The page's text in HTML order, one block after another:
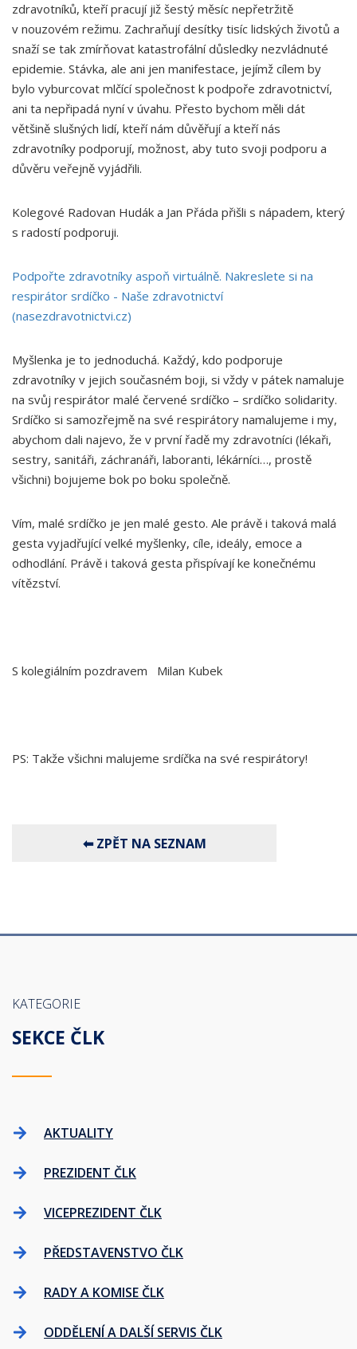
zdravotníků, kteří pracují již šestý měsíc nepřetržitě
v nouzovém režimu. Zachraňují desítky tisíc lidských životů a
snaží se tak zmírňovat katastrofální důsledky nezvládnuté
epidemie. Stávka, ale ani jen manifestace, jejímž cílem by
bylo vyburcovat mlčící společnost k podpoře zdravotnictví,
ani ta nepřipadá nyní v úvahu. Přesto bychom měli dát
většině slušných lidí, kteří nám důvěřují a kteří nás
zdravotníky podporují, možnost, aby tuto svoji podporu a
důvěru veřejně vyjádřili.
Kolegové Radovan Hudák a Jan Přáda přišli s nápadem, který
s radostí podporuji.
Podpořte zdravotníky aspoň virtuálně. Nakreslete si na
respirátor srdíčko - Naše zdravotnictví
(nasezdravotnictvi.cz)
Myšlenka je to jednoduchá. Každý, kdo podporuje
zdravotníky v jejich současném boji, si vždy v pátek namaluje
na svůj respirátor malé červené srdíčko – srdíčko solidarity.
Srdíčko si samozřejmě na své respirátory namalujeme i my,
abychom dali najevo, že v první řadě my zdravotníci (lékaři,
sestry, sanitáři, záchranáři, laboranti, lékárníci…, prostě
všichni) bojujeme bok po boku společně.
Vím, malé srdíčko je jen malé gesto. Ale právě i taková malá
gesta vyjadřující velké myšlenky, cíle, ideály, emoce a
odhodlání. Právě i taková gesta přispívají ke konečnému
vítězství.
S kolegiálním pozdravem Milan Kubek
PS: Takže všichni malujeme srdíčka na své respirátory!
KATEGORIE
SEKCE ČLK
AKTUALITY
PREZIDENT ČLK
VICEPREZIDENT ČLK
PŘEDSTAVENSTVO ČLK
RADY A KOMISE ČLK
ODDĚLENÍ A DALŠÍ SERVIS ČLK